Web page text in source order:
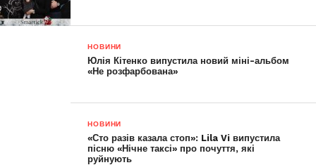
НОВИНИ
Юлія Кітенко випустила новий міні-альбом
«Не розфарбована»
НОВИНИ
«Сто разів казала стоп»: Lila Vi випустила
пісню «Нічне таксі» про почуття, які
руйнують